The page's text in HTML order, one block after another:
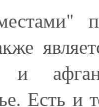
Есть и